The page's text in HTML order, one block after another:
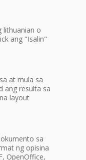
lithuanian o
ang "Isalin"
at mula sa
ang resulta sa
layout
sa
ng opisina
OpenOffice,